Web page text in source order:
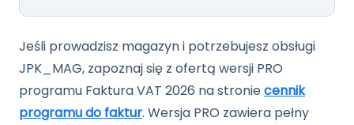
Jeśli prowadzisz magazyn i potrzebujesz obsługi
JPK_MAG, zapoznaj się z ofertą wersji PRO
programu Faktura VAT 2026 na stroniecennik
programu do faktur. Wersja PRO zawiera pełny